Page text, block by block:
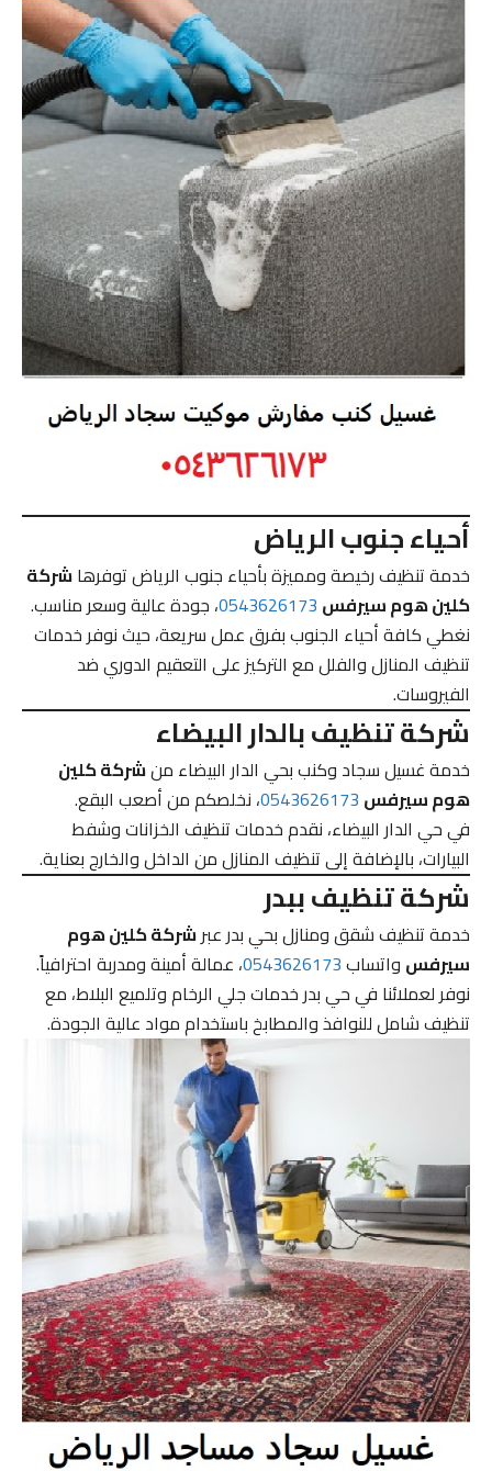
أحياء جنوب الرياض
خدمة تنظيف رخيصة ومميزة بأحياء جنوب الرياض توفرهاشركة
كلين هوم سيرفس0543626173، جودة عالية وسعر مناسب.
نغطي كافة أحياء الجنوب بفرق عمل سريعة، حيث نوفر خدمات
تنظيف المنازل والفلل مع التركيز على التعقيم الدوري ضد
الفيروسات.
شركة تنظيف بالدار البيضاء
خدمة غسيل سجاد وكنب بحي الدار البيضاء منشركة كلين
هوم سيرفس0543626173، نخلصكم من أصعب البقع.
في حي الدار البيضاء، نقدم خدمات تنظيف الخزانات وشفط
البيارات، بالإضافة إلى تنظيف المنازل من الداخل والخارج بعناية.
شركة تنظيف ببدر
خدمة تنظيف شقق ومنازل بحي بدر عبرشركة كلين هوم
سيرفسواتساب0543626173، عمالة أمينة ومدربة احترافياً.
نوفر لعملائنا في حي بدر خدمات جلي الرخام وتلميع البلاط، مع
تنظيف شامل للنوافذ والمطابخ باستخدام مواد عالية الجودة.